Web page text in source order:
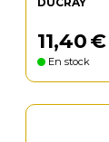
11,40€
En stock